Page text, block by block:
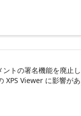
トの署名機能を廃
XPS Viewer に影響が